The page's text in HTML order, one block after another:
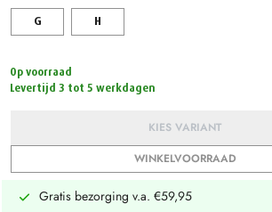
G H
Op voorraad
Levertijd 3 tot 5 werkdagen
KIES VARIANT
WINKELVOORRAAD
Gratis bezorging v.a. €59,95